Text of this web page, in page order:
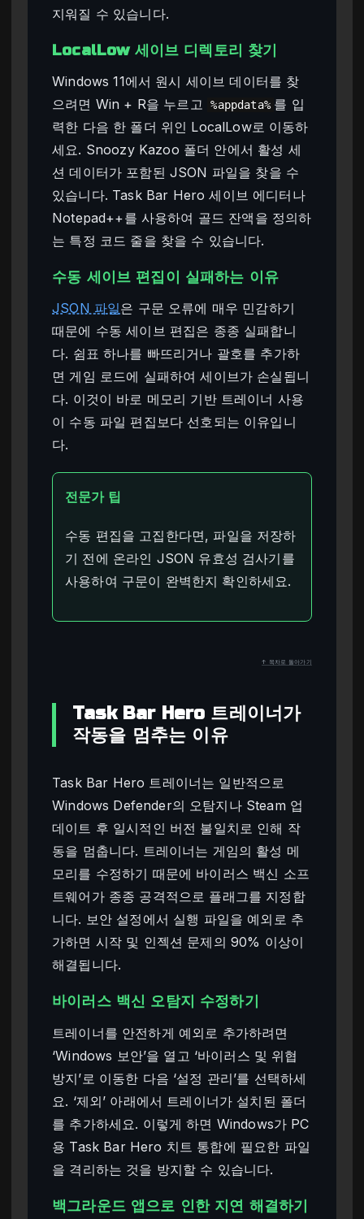
지워질 수 있습니다.
LocalLow 세이브 디렉토리 찾기
Windows 11에서 원시 세이브 데이터를 찾
으려면 Win + R을 누르고
%appdata% 를 입
력한 다음 한 폴더 위인 LocalLow로 이동하
세요. Snoozy Kazoo 폴더 안에서 활성 세
션 데이터가 포함된 JSON 파일을 찾을 수
있습니다. Task Bar Hero 세이브 에디터나
Notepad++를 사용하여 골드 잔액을 정의하
는 특정 코드 줄을 찾을 수 있습니다.
수동 세이브 편집이 실패하는 이유
JSON 파일은 구문 오류에 매우 민감하기
때문에 수동 세이브 편집은 종종 실패합니
다. 쉼표 하나를 빠뜨리거나 괄호를 추가하
면 게임 로드에 실패하여 세이브가 손실됩니
다. 이것이 바로 메모리 기반 트레이너 사용
이 수동 파일 편집보다 선호되는 이유입니
다.
전문가 팁
수동 편집을 고집한다면, 파일을 저장하
기 전에 온라인 JSON 유효성 검사기를
사용하여 구문이 완벽한지 확인하세요.
↑ 목차로 돌아가기
Task Bar Hero 트레이너가
작동을 멈추는 이유
Task Bar Hero 트레이너는 일반적으로
Windows Defender의 오탐지나 Steam 업
데이트 후 일시적인 버전 불일치로 인해 작
동을 멈춥니다. 트레이너는 게임의 활성 메
모리를 수정하기 때문에 바이러스 백신 소프
트웨어가 종종 공격적으로 플래그를 지정합
니다. 보안 설정에서 실행 파일을 예외로 추
가하면 시작 및 인젝션 문제의 90% 이상이
해결됩니다.
바이러스 백신 오탐지 수정하기
트레이너를 안전하게 예외로 추가하려면
‘Windows 보안’을 열고 ‘바이러스 및 위협
방지’로 이동한 다음 ‘설정 관리’를 선택하세
요. ‘제외’ 아래에서 트레이너가 설치된 폴더
를 추가하세요. 이렇게 하면 Windows가 PC
용 Task Bar Hero 치트 통합에 필요한 파일
을 격리하는 것을 방지할 수 있습니다.
백그라운드 앱으로 인한 지연 해결하기